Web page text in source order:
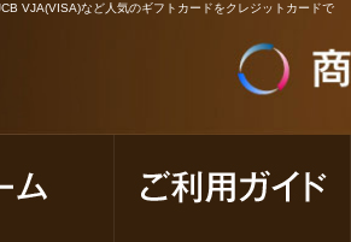
VJA(VISA)など人気のギフトカードをクレジットカードで